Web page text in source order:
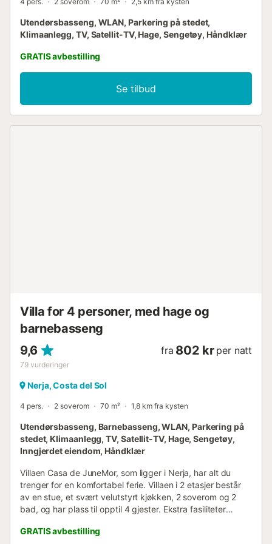
Utendørsbasseng, WLAN, Parkering på stedet,
Klimaanlegg, TV, Satellit-TV, Hage, Sengetøy, Håndklær
GRATIS avbestilling
Se tilbud
Villa for 4 personer, med hage og
barnebasseng
9,6
79 vurderinger
fra 802 kr per natt
Nerja, Costa del Sol
4 pers. 2 soverom 70 m² 1,8 km fra kysten
Utendørsbasseng, Barnebasseng, WLAN, Parkering på
stedet, Klimaanlegg, TV, Satellit-TV, Hage, Sengetøy,
Inngjerdet eiendom, Håndklær
Villaen Casa de JuneMor, som ligger i Nerja, har alt du
trenger for en komfortabel ferie. Villaen i 2 etasjer består
av en stue, et svært velutstyrt kjøkken, 2 soverom og 2
bad, og har plass til opptil 4 gjester. Ekstra fasiliteter
vaskemaskin og TV. Barneseng er også tilgjengelig. Ditt
GRATIS avbestilling